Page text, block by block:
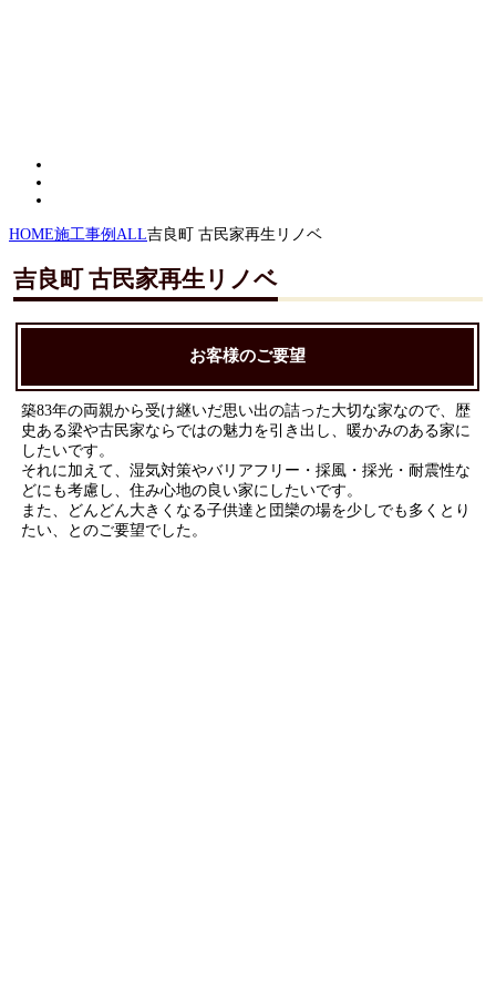
HOME施工事例 ALL吉良町 古民家再生リノベ
吉良町 古民家再生リノベ
お客様のご要望
築83年の両親から受け継いだ思い出の詰った大切な家なので、歴
史ある梁や古民家ならではの魅力を引き出し、暖かみのある家に
したいです。
それに加えて、湿気対策やバリアフリー・採風・採光・耐震性な
どにも考慮し、住み心地の良い家にしたいです。
また、どんどん大きくなる子供達と団欒の場を少しでも多くとり
たい、とのご要望でした。